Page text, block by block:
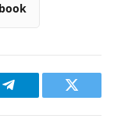
Telegram Twitter